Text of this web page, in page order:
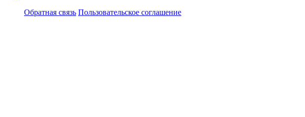
Обратная связь Пользовательское соглашение